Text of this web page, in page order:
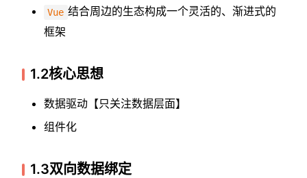
Vue 结合周边的生态构成一个灵活的、渐进式的
框架
1.2核心思想
数据驱动【只关注数据层面】
组件化
1.3双向数据绑定